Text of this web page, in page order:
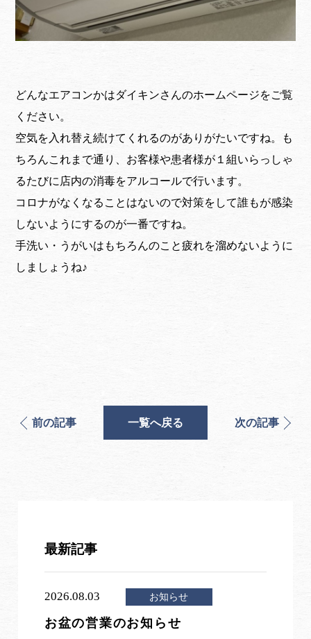
どんなエアコンかはダイキンさんのホームページをご覧
ください。
空気を入れ替え続けてくれるのがありがたいですね。も
ちろんこれまで通り、お客様や患者様が１組いらっしゃ
るたびに店内の消毒をアルコールで行います。
コロナがなくなることはないので対策をして誰もが感染
しないようにするのが一番ですね。
手洗い・うがいはもちろんのこと疲れを溜めないように
しましょうね♪
前の記事 一覧へ戻る 次の記事
最新記事
2026.08.03 お知らせ
お盆の営業のお知らせ